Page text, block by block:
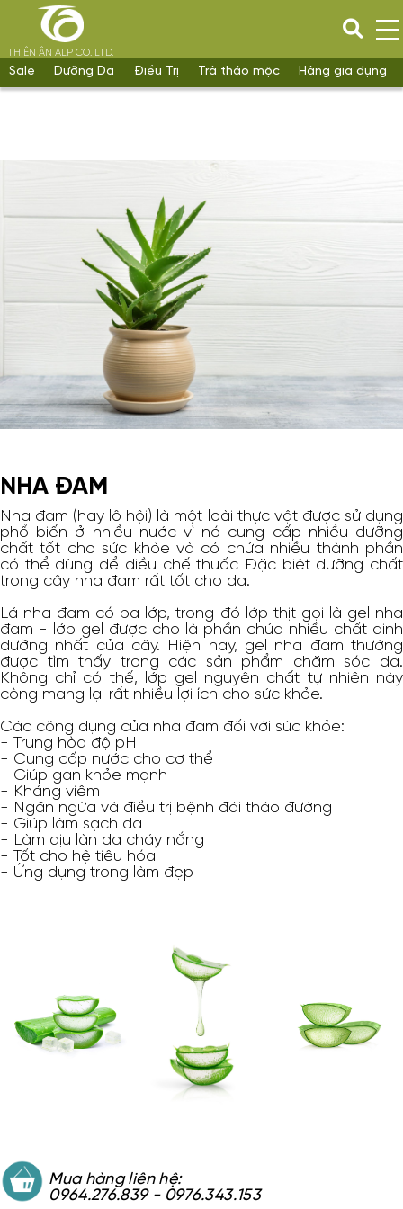
THIÊN ÂN ALP CO. LTD.
Sale Dưỡng Da Điều Trị Trà thảo mộc Hàng gia dụng
NHA ĐAM
Nha đam (hay lô hội) là một loài thực vật được sử dụng
phổ biến ở nhiều nước vì nó cung cấp nhiều dưỡng
chất tốt cho sức khỏe và có chứa nhiều thành phần
có thể dùng để điều chế thuốc Đặc biệt dưỡng chất
trong cây nha đam rất tốt cho da.
Lá nha đam có ba lớp, trong đó lớp thịt gọi là gel nha
đam - lớp gel được cho là phần chứa nhiều chất dinh
dưỡng nhất của cây. Hiện nay, gel nha đam thường
được tìm thấy trong các sản phẩm chăm sóc da.
Không chỉ có thế, lớp gel nguyên chất tự nhiên này
còng mang lại rất nhiều lợi ích cho sức khỏe.
Các công dụng của nha đam đối với sức khỏe:
- Trung hòa độ pH
- Cung cấp nước cho cơ thể
- Giúp gan khỏe mạnh
- Kháng viêm
- Ngăn ngừa và điều trị bệnh đái tháo đường
- Giúp làm sạch da
- Làm dịu làn da cháy nắng
- Tốt cho hệ tiêu hóa
- Ứng dụng trong làm đẹp
Mua hàng liên hệ:
0964.276.839 - 0976.343.153